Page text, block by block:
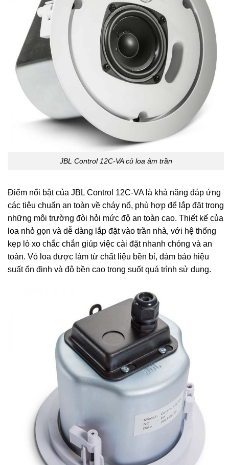
JBL Control 12C-VA củ loa âm trần
Điểm nổi bật của JBL Control 12C-VA là khả năng đáp ứng
các tiêu chuẩn an toàn về cháy nổ, phù hợp để lắp đặt trong
những môi trường đòi hỏi mức độ an toàn cao. Thiết kế của
loa nhỏ gọn và dễ dàng lắp đặt vào trần nhà, với hệ thống
kẹp lò xo chắc chắn giúp việc cài đặt nhanh chóng và an
toàn. Vỏ loa được làm từ chất liệu bền bỉ, đảm bảo hiệu
suất ổn định và độ bền cao trong suốt quá trình sử dụng.